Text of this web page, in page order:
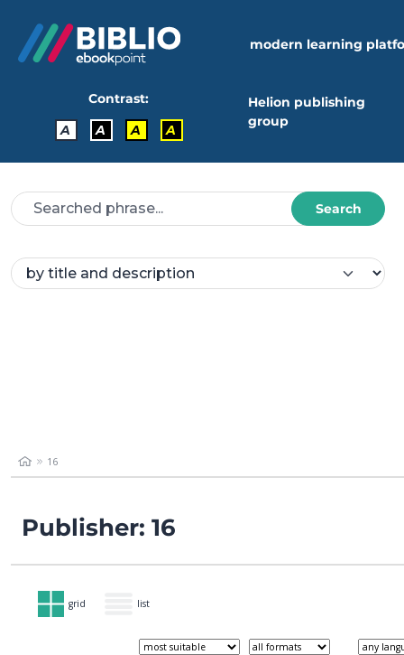
modern learning
Contrast:
A
A A A
Helion publishing
group
Search
16
Publisher: 16
grid list